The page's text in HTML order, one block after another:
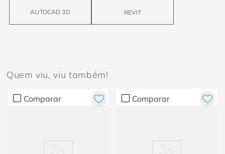
AUTOCAD 3D REVIT
Quem viu, viu também!
Comparar Comparar